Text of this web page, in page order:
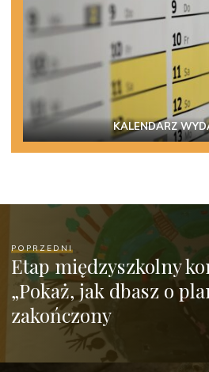
KALENDARZ
POPRZEDNI
Etap międzyszkolny
„Pokaż, jak dbasz o
zakończony